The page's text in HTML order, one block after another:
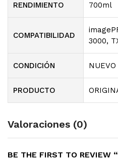
RENDIMIENTO 700ml
COMPATIBILIDAD
3000,
CONDICIÓN NUEVO
PRODUCTO
Valoraciones (0)
BE THE FIRST TO REVIEW